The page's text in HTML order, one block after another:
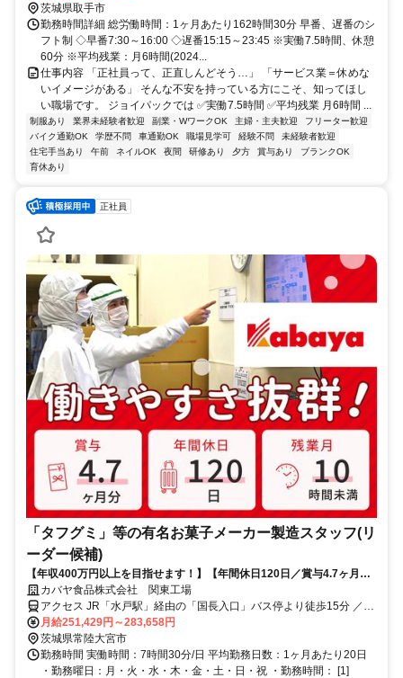
茨城県取手市
勤務時間詳細 総労働時間：1ヶ月あたり162時間30分 早番、遅番のシ
フト制 ◇早番7:30～16:00 ◇遅番15:15～23:45 ※実働7.5時間、休憩
60分 ※平均残業：月6時間(2024...
仕事内容 「正社員って、正直しんどそう…」 「サービス業＝休めな
いイメージがある」 そんな不安を持っている方にこそ、知ってほし
い職場です。 ジョイパックでは ✅実働7.5時間 ✅平均残業 月6時間 ...
制服あり 業界未経験者歓迎 副業・WワークOK 主婦・主夫歓迎
フリーター歓迎
バイク通勤OK
学歴不問 車通勤OK 職場見学可 経験不問
未経験者歓迎
住宅手当あり
午前 ネイルOK 夜間 研修あり 夕方 賞与あり
ブランクOK
育休あり
正社員
「タフグミ」等の有名お菓子メーカー製造スタッフ(リ
ーダー候補)
【年収400万円以上を目指せます！】【年間休日120日／賞与4.7ヶ月／
残業少なめ】 今までの経験を活かしながらリーダー職を目指せるポジシ
ョンです！「選んでよかった」を、働くすべての人に。「タフグミ」
「塩分チャージタブレッツ」「セボンスター」「さくさくぱんだ」「ほ
ねほねザウルス」等のヒット連発を支える誇りと、業界屈指の待遇を同
時に手に入れませんか？ 平均勤続16.5年が証明する「心理的安全」と、
最新設備のクリーンルームで叶える「スマートな働き方」。 ただの作業
カバヤ食品株式会社 関東工場
アクセス JR「水戸駅」経由の「国長入口」バス停より徒歩15分 ／マ
イカー通勤OK／無料駐車場完備
月給251,429円～283,658円
茨城県常陸大宮市
勤務時間 実働時間：7時間30分/日 平均勤務日数：1ヶ月あたり20日
・勤務曜日：月・火・水・木・金・土・日・祝 ・勤務時間： [1]